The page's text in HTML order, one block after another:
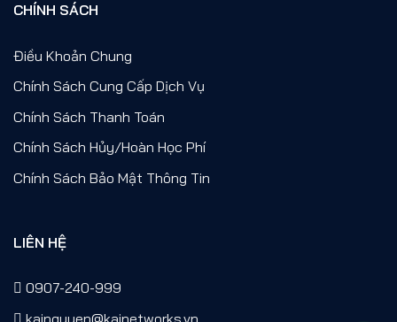
CHÍNH SÁCH
Điều Khoản Chung
Chính Sách Cung Cấp Dịch Vụ
Chính Sách Thanh Toán
Chính Sách Hủy/Hoàn Học Phí
Chính Sách Bảo Mật Thông Tin
LIÊN HỆ
0907-240-999
kainguyen@kainetworks.vn